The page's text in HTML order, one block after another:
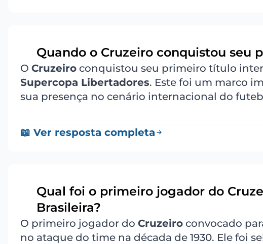
Quando o Cruzeiro conquistou
O Cruzeiro conquistou seu primeiro título
Supercopa Libertadores. Este foi um marco
sua presença no cenário internacional do
📖 Ver resposta completa
Qual foi o primeiro jogador do
Brasileira?
O primeiro jogador do Cruzeiro convocado
no ataque do time na década de 1930. Ele foi